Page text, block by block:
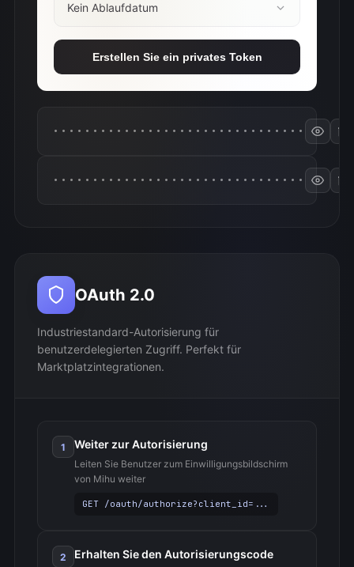
Kein Ablaufdatum
Erstellen Sie ein privates Token
••••••••••••••••••••••••••••••••
••••••••••••••••••••••••••••••••
OAuth 2.0
Industriestandard-Autorisierung für
benutzerdelegierten Zugriff. Perfekt für
Marktplatzintegrationen.
1 Weiter zur Autorisierung
Leiten Sie Benutzer zum Einwilligungsbildschirm
von Mihu weiter
GET /oauth/authorize?client_id=...
2 Erhalten Sie den Autorisierungscode